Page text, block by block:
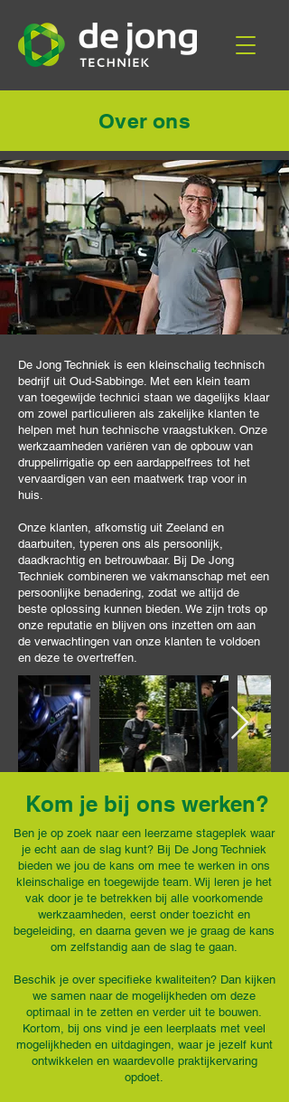
Over ons
De Jong Techniek is een kleinschalig technisch
bedrijf uit Oud-Sabbinge. Met een klein team
van toegewijde technici staan we dagelijks klaar
om zowel particulieren als zakelijke klanten te
helpen met hun technische vraagstukken. Onze
werkzaamheden variëren van de opbouw van
druppelirrigatie op een aardappelfrees tot het
vervaardigen van een maatwerk trap voor in
huis.
Onze klanten, afkomstig uit Zeeland en
daarbuiten, typeren ons als persoonlijk,
daadkrachtig en betrouwbaar. Bij De Jong
Techniek combineren we vakmanschap met een
persoonlijke benadering, zodat we altijd de
beste oplossing kunnen bieden. We zijn trots op
onze reputatie en blijven ons inzetten om aan
de verwachtingen van onze klanten te voldoen
en deze te overtreffen.
Kom je bij ons werken?
Ben je op zoek naar een leerzame stageplek waar
je echt aan de slag kunt? Bij De Jong Techniek
bieden we jou de kans om mee te werken in ons
kleinschalige en toegewijde team. Wij leren je het
vak door je te betrekken bij alle voorkomende
werkzaamheden, eerst onder toezicht en
begeleiding, en daarna geven we je graag de kans
om zelfstandig aan de slag te gaan.
Beschik je over specifieke kwaliteiten? Dan kijken
we samen naar de mogelijkheden om deze
optimaal in te zetten en verder uit te bouwen.
Kortom, bij ons vind je een leerplaats met veel
mogelijkheden en uitdagingen, waar je jezelf kunt
ontwikkelen en waardevolle praktijkervaring
opdoet.